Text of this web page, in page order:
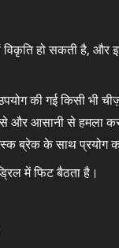
विकृति हो सकती है,
की गई किसी भी
से और आसानी से हमला
ब्रेक के साथ प्रयोग
में फिट बैठता है।